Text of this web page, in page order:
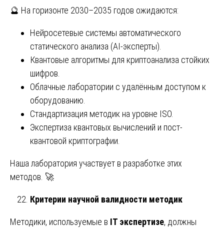
🔮 На горизонте 2030–2035 годов ожидаются:
Нейросетевые системы автоматического
статического анализа (AI-эксперты).
Квантовые алгоритмы для криптоанализа стойких
шифров.
Облачные лаборатории с удалённым доступом к
оборудованию.
Стандартизация методик на уровне ISO.
Экспертиза квантовых вычислений и пост-
квантовой криптографии.
Наша лаборатория участвует в разработке этих
методов. 🚀
Критерии научной валидности методик
Методики, используемые в IT экспертизе, должны